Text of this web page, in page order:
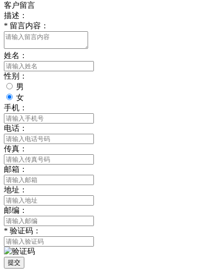
客户留言
描述：
* 留言内容：
姓名：
性别：
男
女
手机：
电话：
传真：
邮箱：
地址：
邮编：
* 验证码：
提交